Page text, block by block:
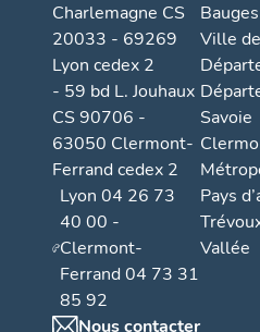
Charlemagne CS
20033 - 69269
Lyon cedex 2
- 59 bd L. Jouhaux
CS 90706 -
63050 Clermont-
Ferrand cedex 2
Lyon 04 26 73
40 00 -
Clermont-
Ferrand 04 73 31
85 92
Nous contacter
Bauges
Ville
Savoie
Pays
Vallée